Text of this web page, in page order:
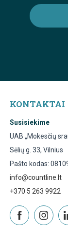
KONTAKTAI
Susisiekime
UAB „Mokesčių
Sėlių g. 33, Vilnius
Pašto kodas:
info@countline.lt
+370 5 263 9922